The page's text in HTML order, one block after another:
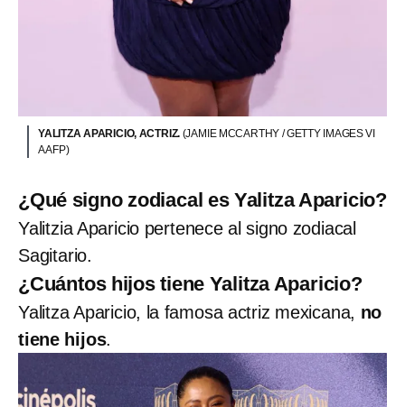
YALITZA APARICIO, ACTRIZ. (JAMIE MCCARTHY / GETTY IMAGES VI
A AFP)
¿Qué signo zodiacal es Yalitza Aparicio?
Yalitzia Aparicio pertenece al signo zodiacal
Sagitario.
¿Cuántos hijos tiene Yalitza Aparicio?
Yalitza Aparicio, la famosa actriz mexicana, no
tiene hijos.